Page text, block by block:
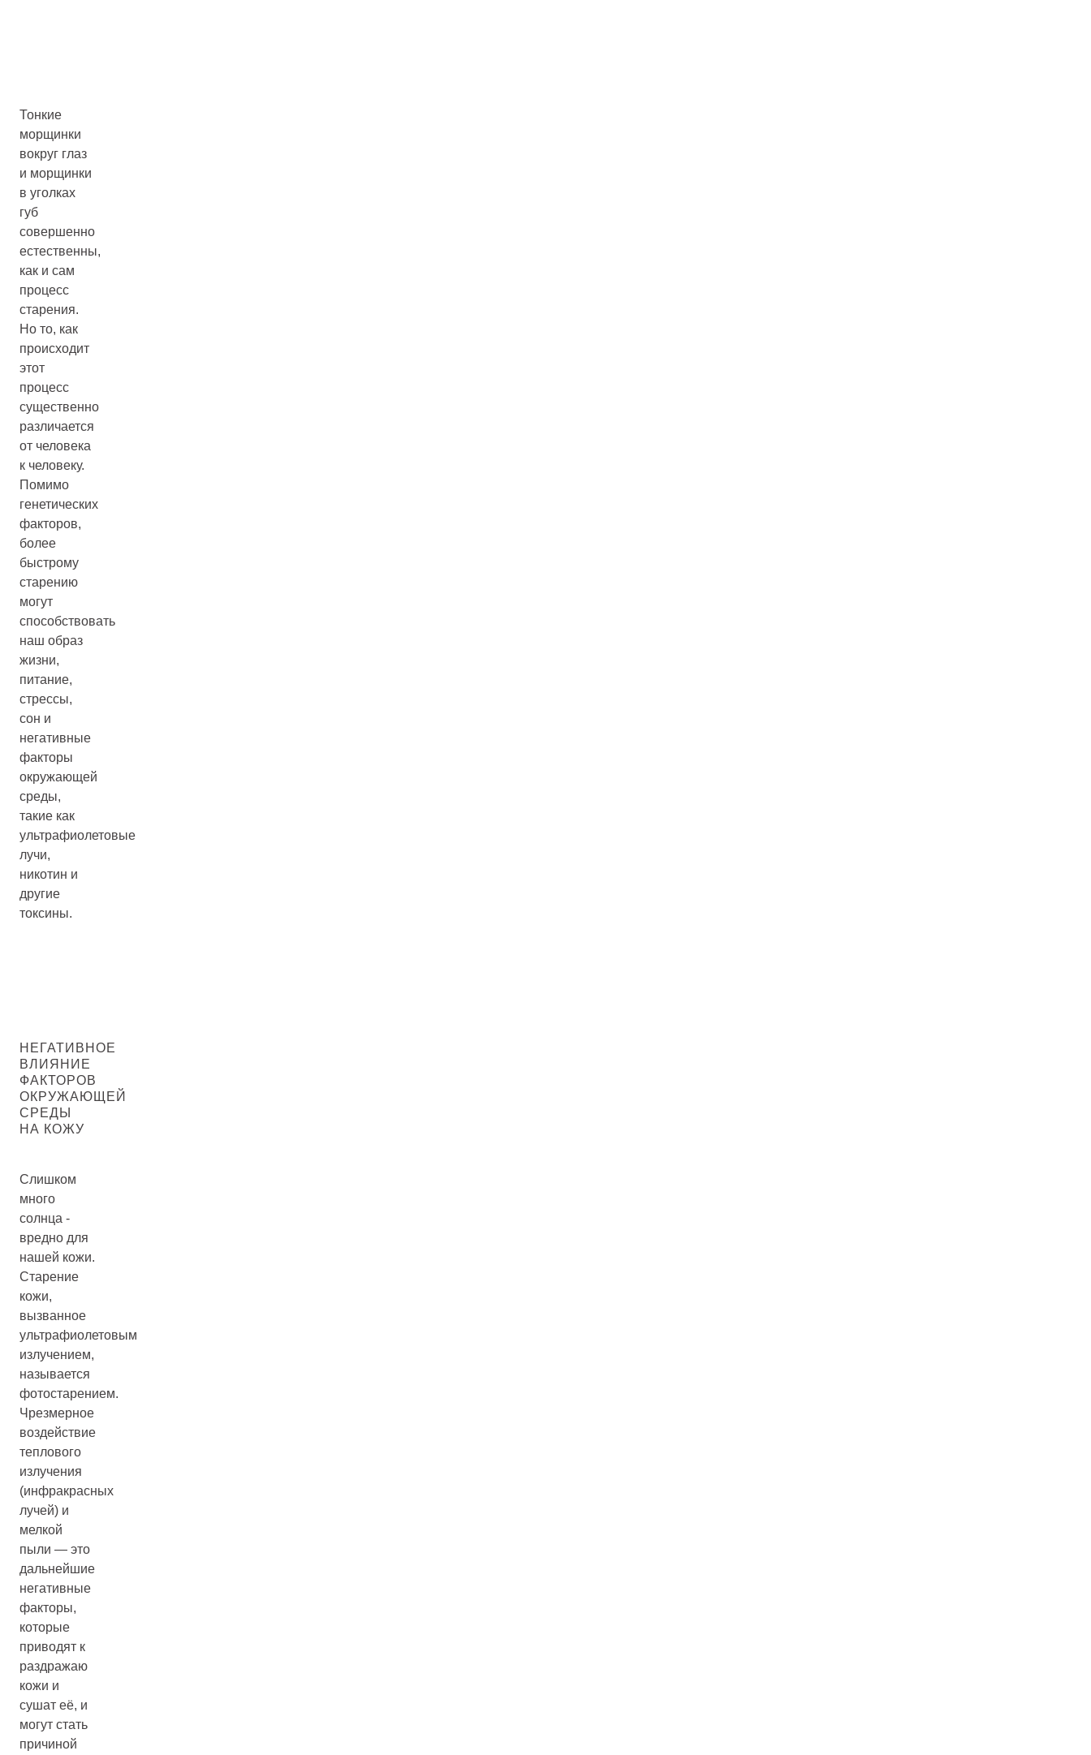
Тонкие
морщинки
вокруг глаз
и морщинки
в уголках
губ
совершенно
естественны,
как и сам
процесс
старения.
Но то, как
происходит
этот
процесс
существенно
различается
от человека
к человеку.
Помимо
генетических
факторов,
более
быстрому
старению
могут
способствовать
наш образ
жизни,
питание,
стрессы,
сон и
негативные
факторы
окружающей
среды,
такие как
ультрафиолетовые
лучи,
никотин и
другие
токсины.
НЕГАТИВНОЕ
ВЛИЯНИЕ
ФАКТОРОВ
ОКРУЖАЮЩЕЙ
СРЕДЫ
НА КОЖУ
Слишком
много
солнца -
вредно для
нашей кожи.
Старение
кожи,
вызванное
ультрафиолетовым
излучением,
называется
фотостарением.
Чрезмерное
воздействие
теплового
излучения
(инфракрасных
лучей) и
мелкой
пыли — это
дальнейшие
негативные
факторы,
которые
приводят к
раздражаю
кожи и
сушат её, и
могут стать
причиной